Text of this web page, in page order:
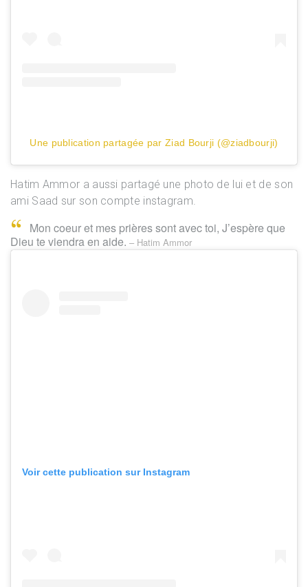
Une publication partagée par Ziad Bourji (@ziadbourji)
Hatim Ammor a aussi partagé une photo de lui et de son
ami Saad sur son compte instagram.
❞ Mon coeur et mes prières sont avec toi, J’espère que
Dieu te viendra en aide. – Hatim Ammor
Voir cette publication sur Instagram